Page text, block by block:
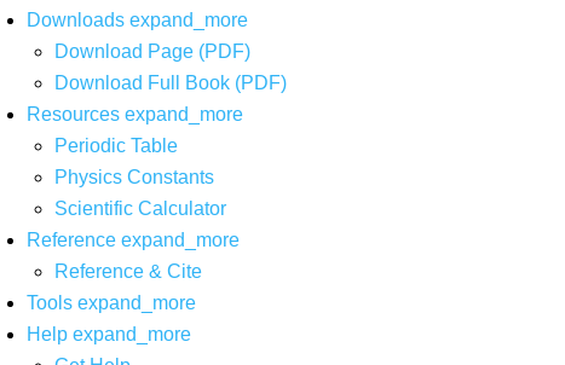
Downloads expand_more
Download Page (PDF)
Download Full Book (PDF)
Resources expand_more
Periodic Table
Physics Constants
Scientific Calculator
Reference expand_more
Reference & Cite
Tools expand_more
Help expand_more